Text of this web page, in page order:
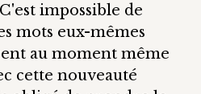
C'est impossible de
mots eux-mêmes
au moment même
cette nouveauté